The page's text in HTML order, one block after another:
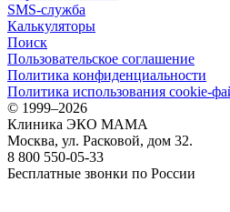
SMS-служба
Калькуляторы
Поиск
Пользовательское соглашение
Политика конфиденциальности
Политика использования cookie-
© 1999–2026
Клиника ЭКО МАМА
Москва, ул. Расковой, дом 32.
8 800 550-05-33
Бесплатные звонки по России